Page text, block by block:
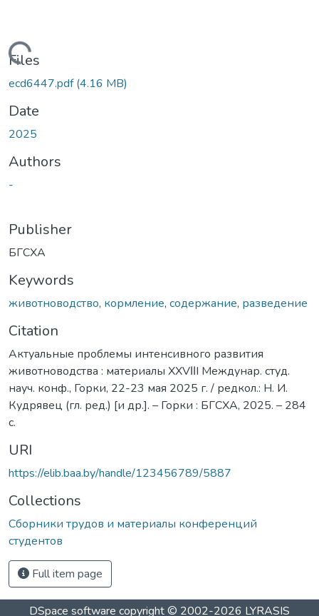
Loading...
Files
ecd6447.pdf(4.16 MB)
Date
2025
Authors
-
Publisher
БГСХА
Keywords
животноводство, кормление, содержание, разведение
Citation
Актуальные проблемы интенсивного развития
животноводства : материалы XXVΙΙI Междунар. студ.
науч. конф., Горки, 22-23 мая 2025 г. / редкол.: Н. И.
Кудрявец (гл. ред.) [и др.]. – Горки : БГСХА, 2025. – 284
с.
URI
https://elib.baa.by/handle/123456789/5887
Collections
Сборники трудов и материалы конференций
студентов
Full item page
DSpace software copyright © 2002-2026 LYRASIS